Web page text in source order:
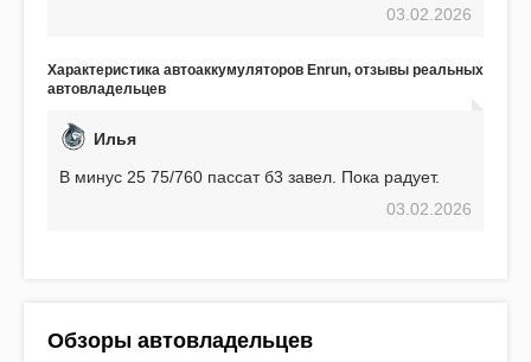
использования не было ни единой поломки,
EFB 75. Судя по характеристикам, он даже
превосходит предыдущую модель.
03.02.2026
Характеристика автоаккумуляторов Enrun, отзывы реальных
автовладельцев
Илья
В минус 25 75/760 пассат б3 завел. Пока радует.
03.02.2026
Обзоры автовладельцев